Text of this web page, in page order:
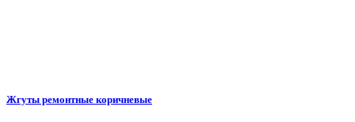
Жгуты ремонтные коричневые